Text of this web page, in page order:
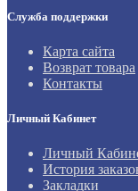
Служба поддержки
Карта сайта
Возврат товара
Контакты
Личный Кабинет
Личный
История
Закладки